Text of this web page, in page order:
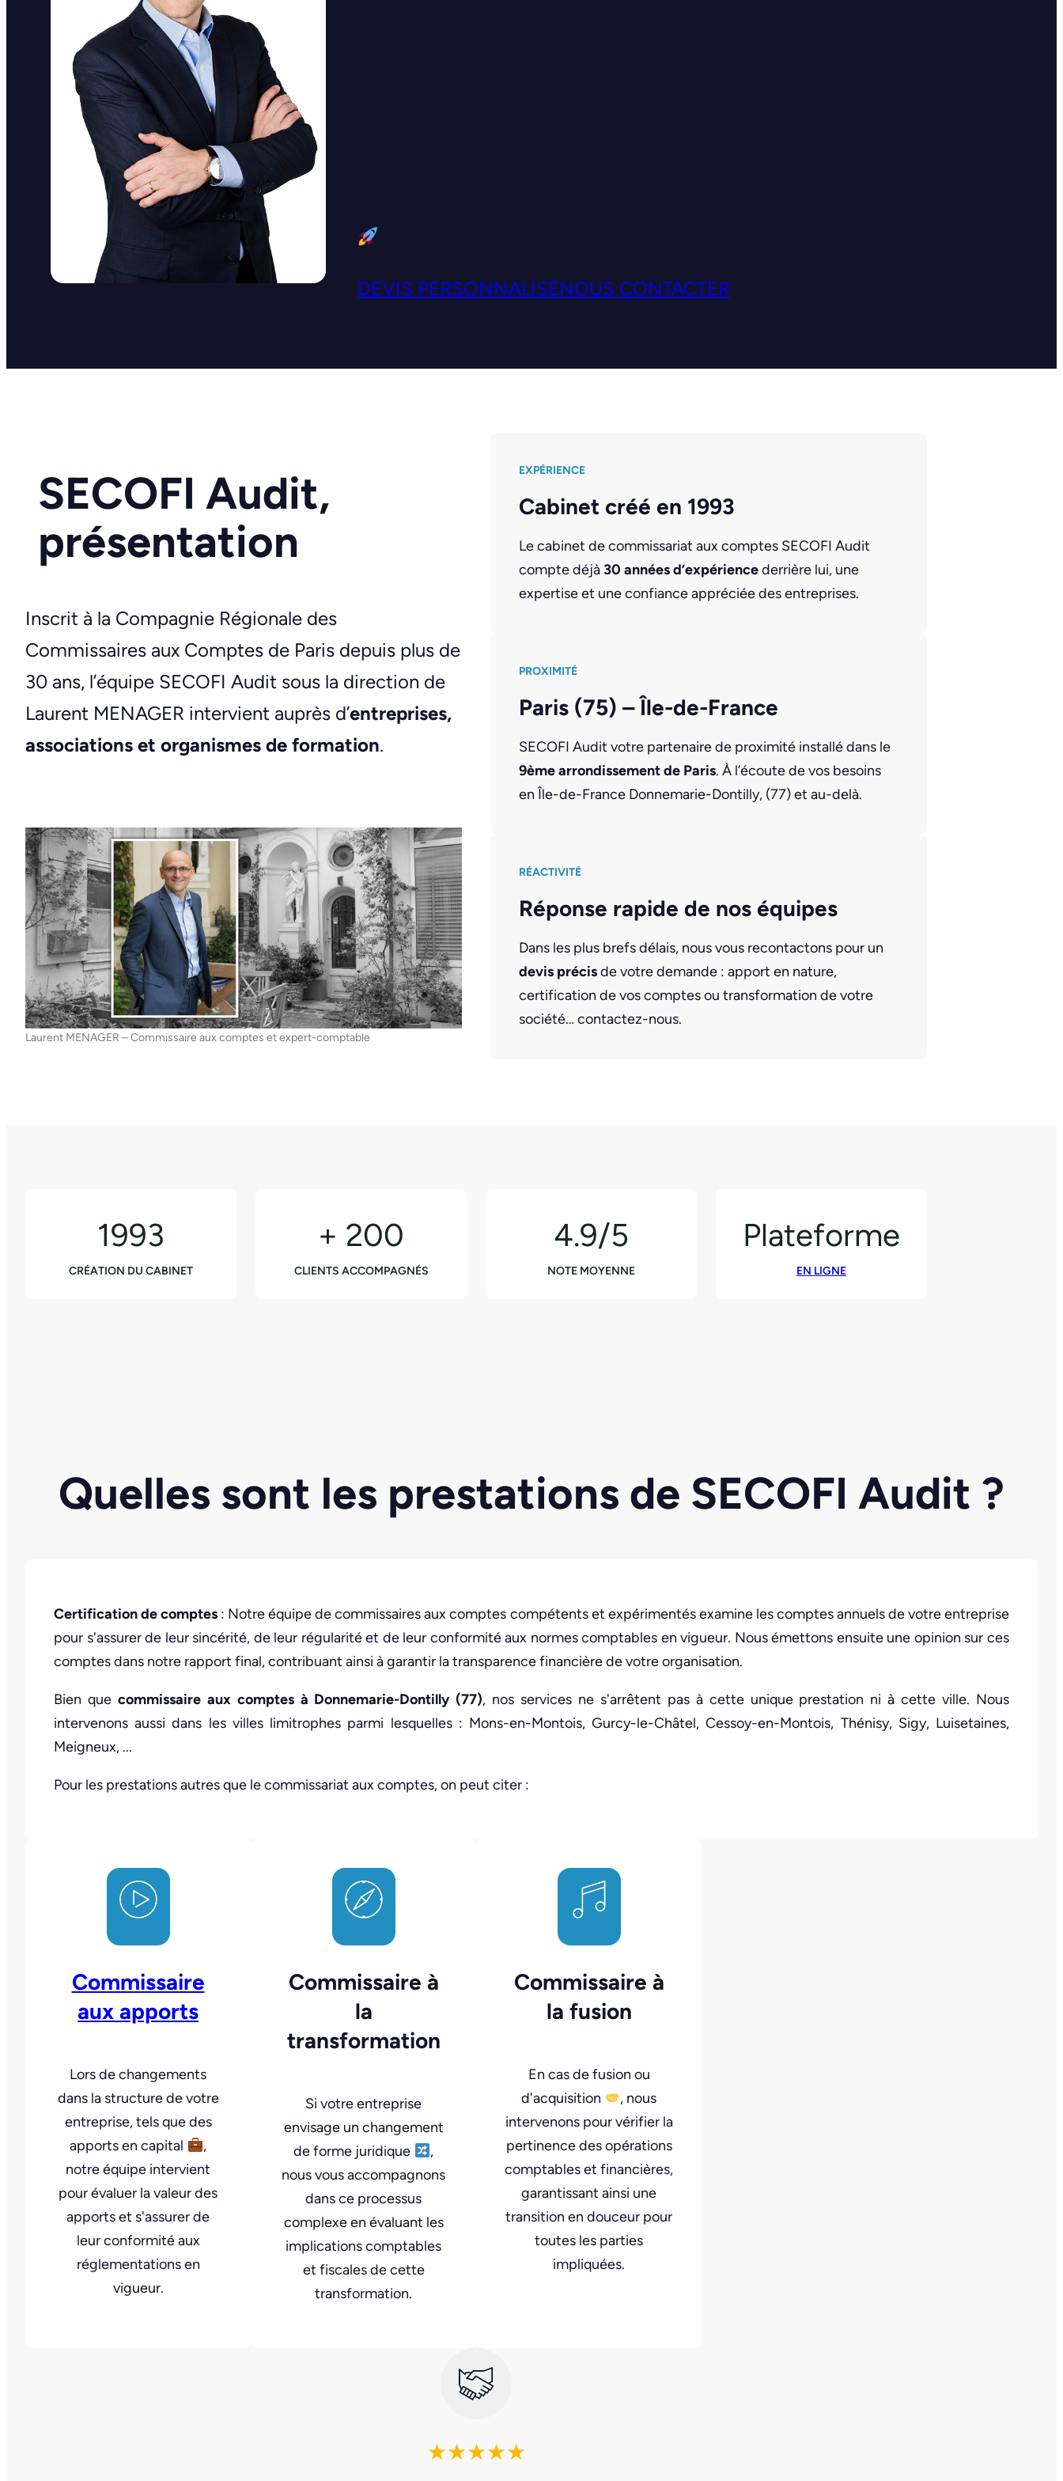
DEVIS PERSONNALISÉNOUS CONTACTER
SECOFI Audit,
présentation
Inscrit à la Compagnie Régionale des
Commissaires aux Comptes de Paris depuis plus de
30 ans, l’équipe SECOFI Audit sous la direction de
Laurent MENAGER intervient auprès d’entreprises,
associations et organismes de formation.
Laurent MENAGER – Commissaire aux comptes et expert-comptable
EXPÉRIENCE
Cabinet créé en 1993
Le cabinet de commissariat aux comptes SECOFI Audit
compte déjà30 années d’expériencederrière lui, une
expertise et une confiance appréciée des entreprises.
PROXIMITÉ
Paris (75) – Île-de-France
SECOFI Audit votre partenaire de proximité installé dans le
9ème arrondissement de Paris. À l’écoute de vos besoins
en Île-de-France Donnemarie-Dontilly, (77) et au-delà.
RÉACTIVITÉ
Réponse rapide de nos équipes
Dans les plus brefs délais, nous vous recontactons pour un
devis précisde votre demande : apport en nature,
certification de vos comptes ou transformation de votre
société… contactez-nous.
1993
CRÉATION DU CABINET
+ 200
CLIENTS ACCOMPAGNÉS
4.9/5
NOTE MOYENNE
Plateforme
EN LIGNE
Quelles sont les prestations de SECOFI Audit ?
Certification de comptes : Notre équipe de commissaires aux comptes compétents et expérimentés examine les comptes annuels de votre entreprise
pour s'assurer de leur sincérité, de leur régularité et de leur conformité aux normes comptables en vigueur. Nous émettons ensuite une opinion sur ces
comptes dans notre rapport final, contribuant ainsi à garantir la transparence financière de votre organisation.
Bien que commissaire aux comptes à Donnemarie-Dontilly (77), nos services ne s'arrêtent pas à cette unique prestation ni à cette ville. Nous
intervenons aussi dans les villes limitrophes parmi lesquelles : Mons-en-Montois, Gurcy-le-Châtel, Cessoy-en-Montois, Thénisy, Sigy, Luisetaines,
Meigneux, ...
Pour les prestations autres que le commissariat aux comptes, on peut citer :
Commissaire
aux apports
Lors de changements
dans la structure de votre
entreprise, tels que des
apports en capital
,
notre équipe intervient
pour évaluer la valeur des
apports et s'assurer de
leur conformité aux
réglementations en
vigueur.
Commissaire à
la
transformation
Si votre entreprise
envisage un changement
de forme juridique
,
nous vous accompagnons
dans ce processus
complexe en évaluant les
implications comptables
et fiscales de cette
transformation.
Commissaire à
la fusion
En cas de fusion ou
d'acquisition
, nous
intervenons pour vérifier la
pertinence des opérations
comptables et financières,
garantissant ainsi une
transition en douceur pour
toutes les parties
impliquées.
★★★★★